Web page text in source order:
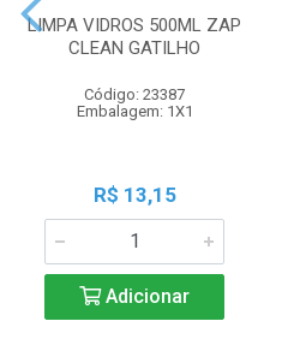
LIMPA VIDROS 500ML ZAP
CLEAN GATILHO
Código: 23387
Embalagem: 1X1
R$ 13,15
Adicionar